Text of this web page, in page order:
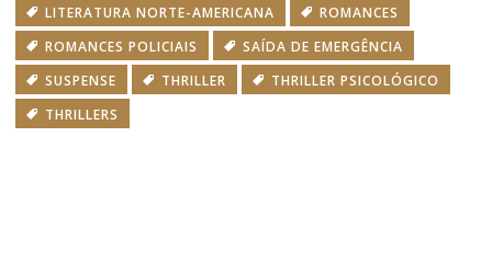
LITERATURA NORTE-AMERICANA
ROMANCES
ROMANCES POLICIAIS
SAÍDA DE EMERGÊNCIA
SUSPENSE
THRILLER
THRILLER PSICOLÓGICO
THRILLERS